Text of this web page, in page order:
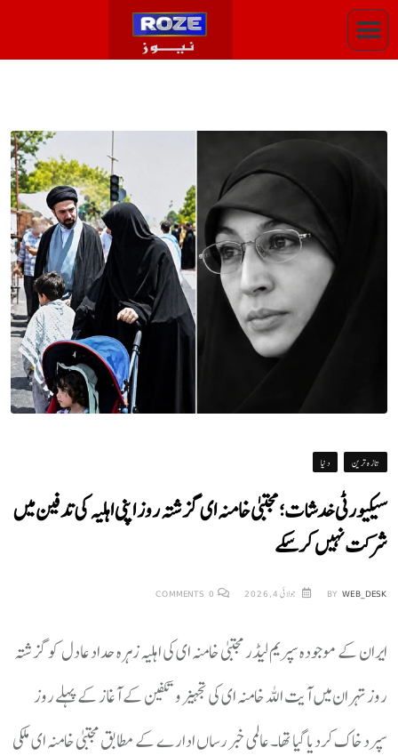
تازہ ترین دنیا
سیکیورٹی خدشات؛ مجتبیٰ خامنہ ای گزشتہ روز اپنی اہلیہ کی تدفین میں
شرکت نہیں کرسکے
BY WEB_DESK جولائی 4, 2026 0
ایران کے موجودہ سپریم لیڈر مجتبیٰ خامنہ ای کی اہلیہ زہرہ حداد عادل کو گزشتہ
روز تہران میں آیت اللہ خامنہ ای کی تجہیز و تکفین کے آغاز کے پہلے روز
سپرد خاک کردیا گیا تھا۔ عالمی خبر رساں ادارے کے مطابق مجتبیٰ خامنہ ای ملکی